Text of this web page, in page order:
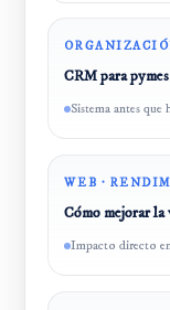
CRM para
Sistema antes que
WEB ·
Cómo mejorar la
Impacto directo